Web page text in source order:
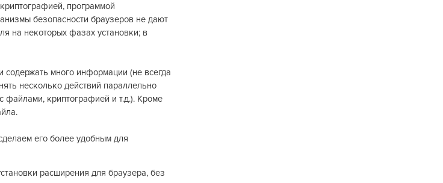
программой
безопасности браузеров не дают
на некоторых фазах установки; в
содержать много информации (не всегда
несколько действий параллельно
файлами, криптографией и т.д.). Кроме
его более удобным для
расширения для браузера, без